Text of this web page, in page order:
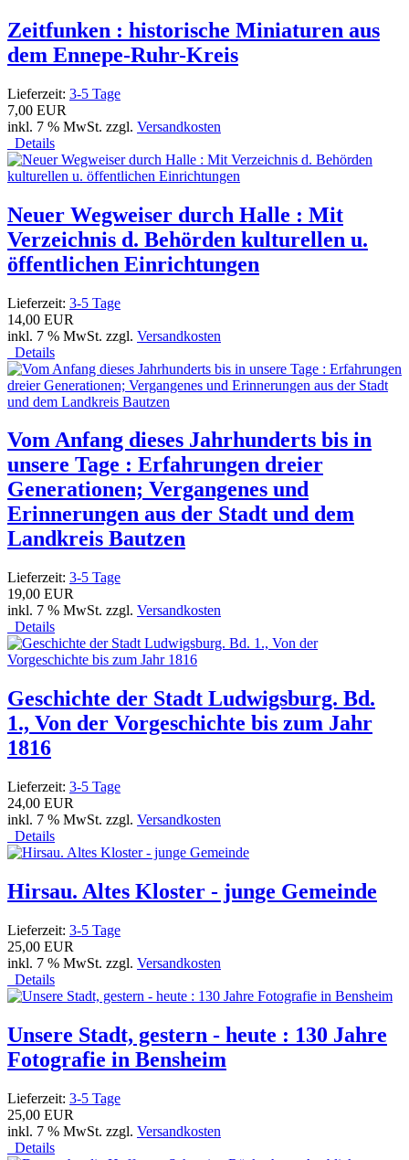
Zeitfunken : historische Miniaturen aus
dem Ennepe-Ruhr-Kreis
Lieferzeit: 3-5 Tage
7,00 EUR
inkl. 7 % MwSt. zzgl. Versandkosten
Details
Neuer Wegweiser durch Halle : Mit
Verzeichnis d. Behörden kulturellen u.
öffentlichen Einrichtungen
Lieferzeit: 3-5 Tage
14,00 EUR
inkl. 7 % MwSt. zzgl. Versandkosten
Details
Vom Anfang dieses Jahrhunderts bis in
unsere Tage : Erfahrungen dreier
Generationen; Vergangenes und
Erinnerungen aus der Stadt und dem
Landkreis Bautzen
Lieferzeit: 3-5 Tage
19,00 EUR
inkl. 7 % MwSt. zzgl. Versandkosten
Details
Geschichte der Stadt Ludwigsburg. Bd.
1., Von der Vorgeschichte bis zum Jahr
1816
Lieferzeit: 3-5 Tage
24,00 EUR
inkl. 7 % MwSt. zzgl. Versandkosten
Details
Hirsau. Altes Kloster - junge Gemeinde
Lieferzeit: 3-5 Tage
25,00 EUR
inkl. 7 % MwSt. zzgl. Versandkosten
Details
Unsere Stadt, gestern - heute : 130 Jahre
Fotografie in Bensheim
Lieferzeit: 3-5 Tage
25,00 EUR
inkl. 7 % MwSt. zzgl. Versandkosten
Details